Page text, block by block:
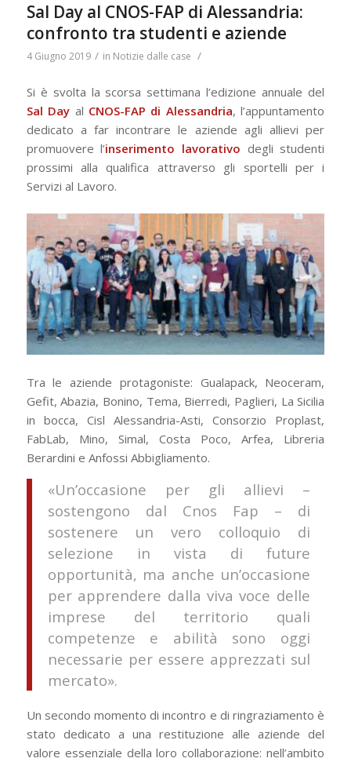
Sal Day al CNOS-FAP di Alessandria:
confronto tra studenti e aziende
4 Giugno 2019 / in Notizie dalle case /
Si è svolta la scorsa settimana l’edizione annuale del
Sal Day al CNOS-FAP di Alessandria, l’appuntamento
dedicato a far incontrare le aziende agli allievi per
promuovere l’inserimento lavorativo degli studenti
prossimi alla qualifica attraverso gli sportelli per i
Servizi al Lavoro.
Tra le aziende protagoniste: Gualapack, Neoceram,
Gefit, Abazia, Bonino, Tema, Bierredi, Paglieri, La Sicilia
in bocca, Cisl Alessandria-Asti, Consorzio Proplast,
FabLab, Mino, Simal, Costa Poco, Arfea, Libreria
Berardini e Anfossi Abbigliamento.
«Un’occasione per gli allievi –
sostengono dal Cnos Fap – di
sostenere un vero colloquio di
selezione in vista di future
opportunità, ma anche un’occasione
per apprendere dalla viva voce delle
imprese del territorio quali
competenze e abilità sono oggi
necessarie per essere apprezzati sul
mercato».
Un secondo momento di incontro e di ringraziamento è
stato dedicato a una restituzione alle aziende del
valore essenziale della loro collaborazione: nell’ambito